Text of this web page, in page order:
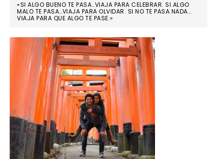
«SI ALGO BUENO TE PASA…VIAJA PARA CELEBRAR. SI ALGO
MALO TE PASA…VIAJA PARA OLVIDAR. SI NO TE PASA NADA…
VIAJA PARA QUE ALGO TE PASE.»